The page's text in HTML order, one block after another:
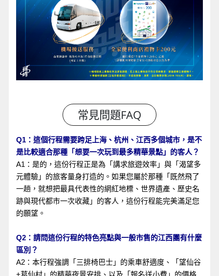
Q1：這個行程需要跨足上海、杭州、江西多個城市，是不
是比較適合那種「想要一次玩到最多精華景點」的客人？
A1：是的，這份行程正是為「講求旅遊效率」與「渴望多
元體驗」的旅客量身打造的。如果您屬於那種「既然飛了
一趟，就想把最具代表性的網紅地標、世界遺產、歷史名
跡與現代都市一次收藏」的客人，這份行程能完美滿足您
的願望。
Q2：請問這份行程的特色亮點與一般市售的江西團有什麼
區別？
A2：本行程強調「三排椅巴士」的乘車舒適度、「望仙谷
+葛仙村」的精華夜景安排、以及「報名送小費」的價格